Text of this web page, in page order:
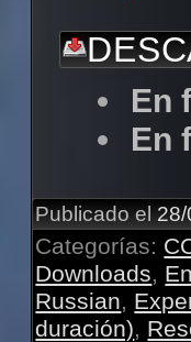
En
En
Publicado el
Categorías:
Downloads,
Russian,
duración),